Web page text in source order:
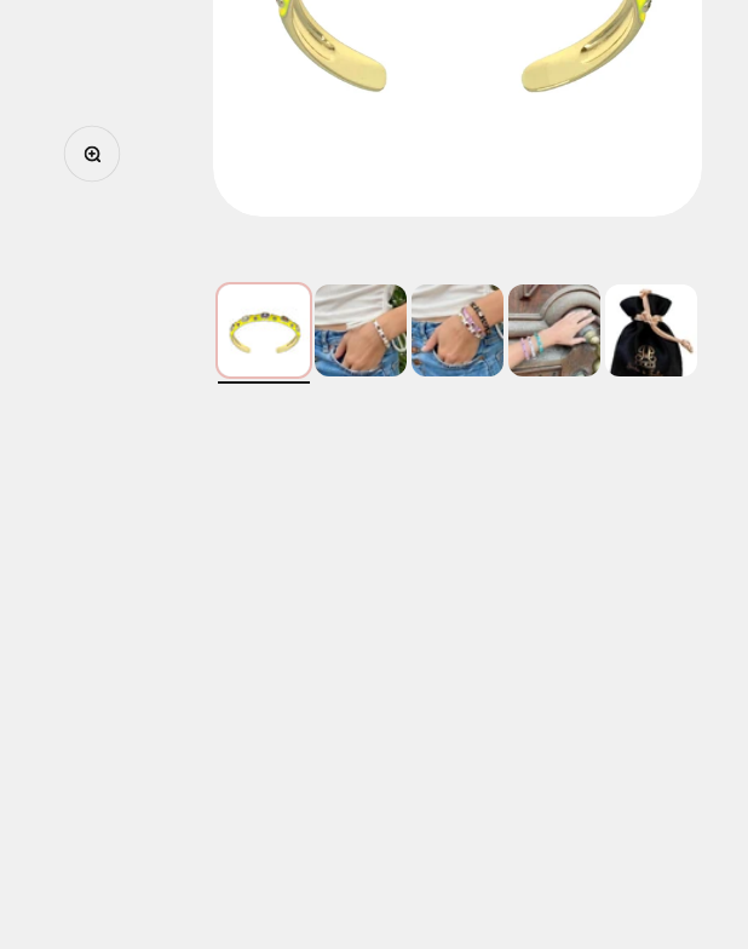
Zoomer sur l'image